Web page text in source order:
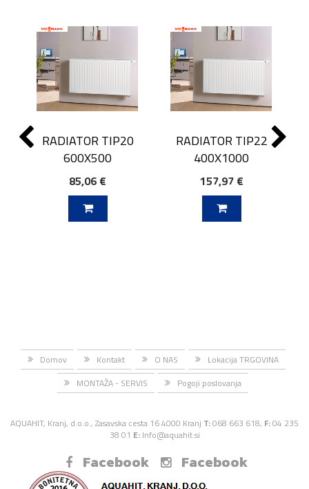
RADIATOR TIP20
600X500
85,06 €
RADIATOR TIP22
400X1000
157,97 €
Domov Kontakt O NAS
Lokacija TRGOVINA
MONTAŽA - SERVIS
Pogoji poslovanja
AQUAHIT, Kranj, d.o.o., Zasavska cesta 16 4000 Kranj T:068 663 618, F:04 235
38 01 E: Info@aquahit.si
Facebook Facebook